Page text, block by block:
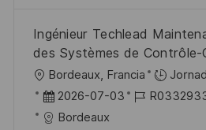
Ingénieur Techlead
des Systèmes de Contrôle-
U
b
Bordeaux, Francia
F
e
2026-07-03
I
Bordeaux